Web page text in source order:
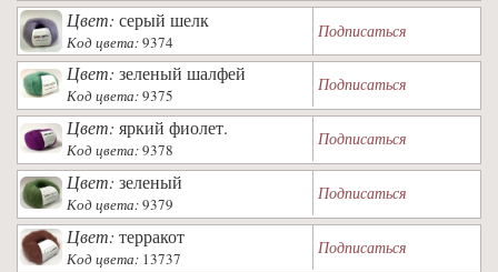
Цвет: серый шелк
Код цвета:9374
Подписаться
Цвет: зеленый шалфей
Код цвета:9375
Подписаться
Цвет: яркий фиолет.
Код цвета:9378
Подписаться
Цвет: зеленый
Код цвета:9379
Подписаться
Цвет: терракот
Код цвета: 13737
Подписаться